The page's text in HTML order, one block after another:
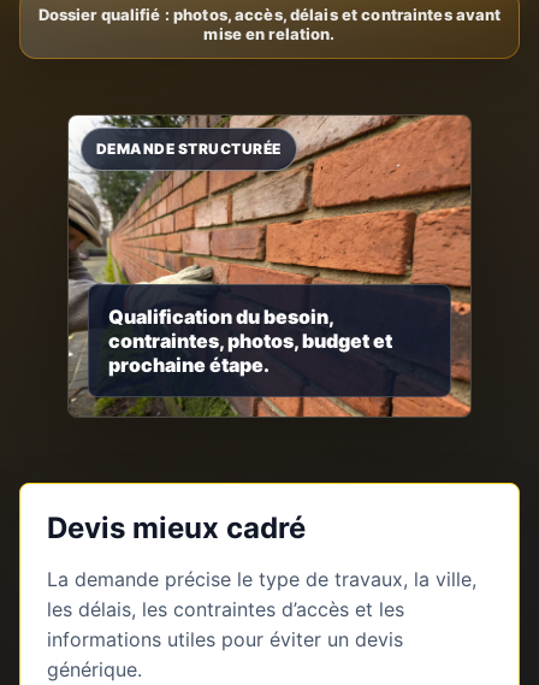
Qualification du besoin,
contraintes, photos, budget et
prochaine étape.
Devis mieux cadré
La demande précise le type de travaux, la ville,
les délais, les contraintes d’accès et les
informations utiles pour éviter un devis
générique.